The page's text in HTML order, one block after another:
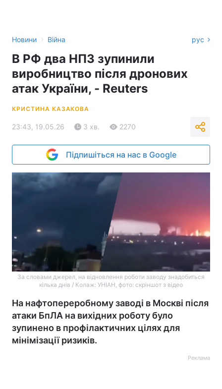
Новини › Війна рус
В РФ два НПЗ зупинили
виробництво після дронових
атак України, - Reuters
КРИСТИНА КАЗАКОВА
23:43, 19.05.26 3 хв. 2270
Підпишіться на нас в Google
За словами джерел, на відновлення роботи заводу знадобиться
кілька днів / Колаж: УНІАН, фото: скріншот з відео
На нафтопереробному заводі в Москві після
атаки БпЛА на вихідних роботу було
зупинено в профілактичних цілях для
мінімізації ризиків.
Реклама